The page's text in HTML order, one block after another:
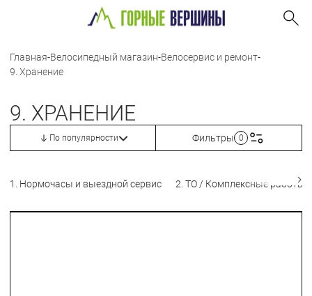
Главная-Велосипедный магазин-Велосервис и ремонт-
9. Хранение
9. ХРАНЕНИЕ
По популярности Фильтры 0
1. Нормочасы и выездной сервис 2. ТО / Комплексные работы